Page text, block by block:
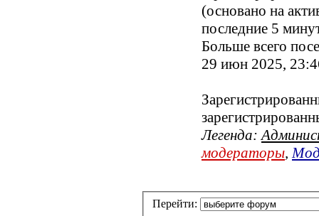
(основано на
последние 5
Больше всего
29 июн 2025,
Легенда:
модераторы,
Перейти: